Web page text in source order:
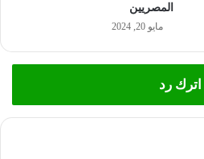
المصريين
مايو 20, 2024
اترك رد